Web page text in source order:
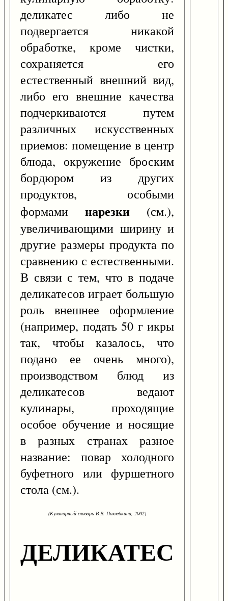
деликатес либо не
подвергается никакой
обработке, кроме чистки,
сохраняется его
естественный внешний вид,
либо его внешние качества
подчеркиваются путем
различных искусственных
приемов: помещение в центр
блюда, окружение броским
бордюром из других
продуктов, особыми
формами нарезки (см.),
увеличивающими ширину и
другие размеры продукта по
сравнению с естественными.
В связи с тем, что в подаче
деликатесов играет большую
роль внешнее оформление
(например, подать 50 г икры
так, чтобы казалось, что
подано ее очень много),
производством блюд из
деликатесов ведают
кулинары, проходящие
особое обучение и носящие
в разных странах разное
название: повар холодного
буфетного или фуршетного
стола (см.).
(Кулинарный словарь В.В. Похлебкина, 2002)
ДЕЛИКАТЕС